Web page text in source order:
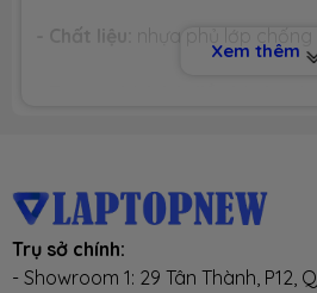
nhựa phủ lớp chống
- Màu sắc: Đen (EM6102)
Mouse thích hợp cho PC và các
Xem thêm
Trụ sở chính:
- Showroom 1: 29 Tân Thành, P12,